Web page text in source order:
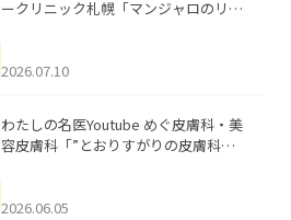
ークリニック札幌「マンジャロのリア
た。
2026.07.10
わたしの名医Youtube めぐ皮膚科・美
容皮膚科「”とおりすがりの皮膚科
2026.06.05